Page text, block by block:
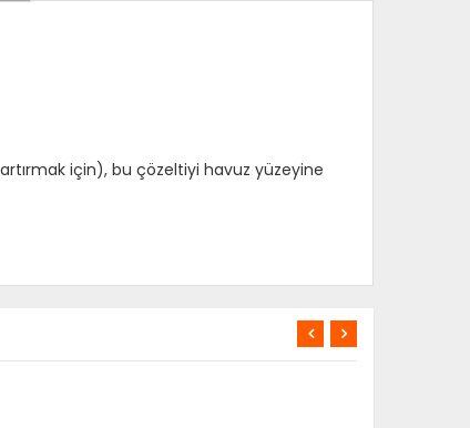
için), bu çözeltiyi havuz yüzeyine